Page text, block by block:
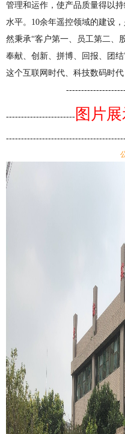
管理和运作，使产品质量得以
水平。10余年遥控领域的建设
然秉承“客户第一、员工第二、
奉献、创新、拼博、回报、团
这个互联网时代、科技数码时
----------------------- 图片